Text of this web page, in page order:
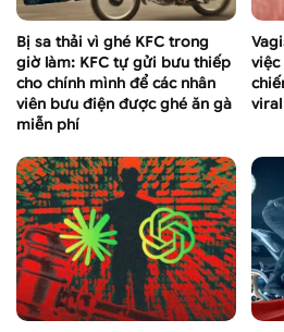
Bị sa thải vì ghé KFC trong
giờ làm: KFC tự gửi bưu thiếp
cho chính mình để các nhân
viên bưu điện được ghé ăn gà
miễn phí
việc
viral